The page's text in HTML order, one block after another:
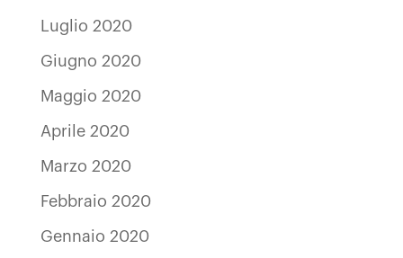
Luglio 2020
Giugno 2020
Maggio 2020
Aprile 2020
Marzo 2020
Febbraio 2020
Gennaio 2020